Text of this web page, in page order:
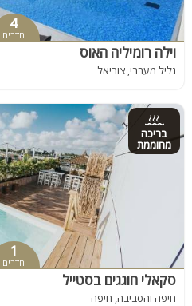
4
חדרים
וילה רומיליה האוס
גליל מערבי, צוריאל
בריכה
מחוממת
1
חדרים
סקאלי חוגגים בסטייל
חיפה והסביבה, חיפה